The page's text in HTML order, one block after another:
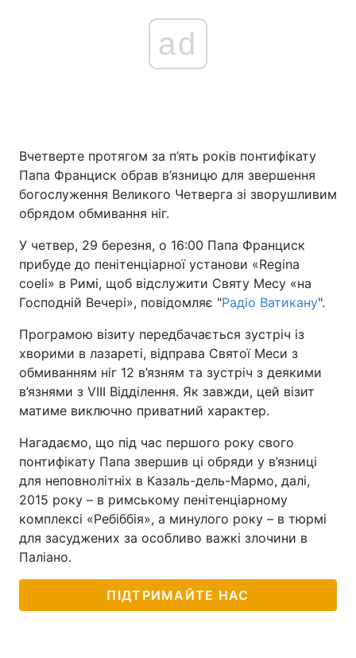
Головна Війна
Україна Політика
Економіка Світ
Спорт Наука
Техно і зв'язок Лайт
Зброя Інциденти
Здоров'я Туризм
Цікавинки Погода
Екологія
ad
Вчетверте протягом за п’ять років понтифікату
Папа Франциск обрав в’язницю для звершення
богослуження Великого Четверга зі зворушливим
обрядом обмивання ніг.
У четвер, 29 березня, о 16:00 Папа Франциск
прибуде до пенітенціарної установи «Regina
coeli» в Римі, щоб відслужити Святу Месу «на
Господній Вечері», повідомляє "Радіо Ватикану".
Програмою візиту передбачається зустріч із
хворими в лазареті, відправа Святої Меси з
обмиванням ніг 12 в’язням та зустріч з деякими
в’язнями з VIII Відділення. Як завжди, цей візит
матиме виключно приватний характер.
Нагадаємо, що під час першого року свого
понтифікату Папа звершив ці обряди у в’язниці
для неповнолітніх в Казаль-дель-Мармо, далі,
2015 року – в римському пенітенціарному
комплексі «Ребіббія», а минулого року – в тюрмі
для засуджених за особливо важкі злочини в
Паліано.
ПІДТРИМАЙТЕ НАС